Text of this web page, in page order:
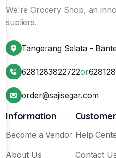
We're Grocery Shop, an
supliers.
Tangerang Selata -
6281283822722or
order@sajisegar.com
Information
Become a Vendor
About Us
Help
Contact Us